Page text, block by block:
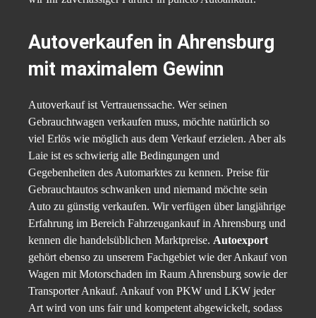
Autoverkaufen in Ahrensburg
mit maximalem Gewinn
Autoverkauf ist Vertrauenssache. Wer seinen
Gebrauchtwagen verkaufen muss, möchte natürlich so
viel Erlös wie möglich aus dem Verkauf erzielen. Aber als
Laie ist es schwierig alle Bedingungen und
Gegebenheiten des Automarktes zu kennen. Preise für
Gebrauchtautos schwanken und niemand möchte sein
Auto zu günstig verkaufen. Wir verfügen über langjährige
Erfahrung im Bereich Fahrzeugankauf in Ahrensburg und
kennen die handelsüblichen Marktpreise. Autoexport
gehört ebenso zu unserem Fachgebiet wie der Ankauf von
Wagen mit Motorschaden im Raum Ahrensburg sowie der
Transporter Ankauf. Ankauf von PKW und LKW jeder
Art wird von uns fair und kompetent abgewickelt, sodass